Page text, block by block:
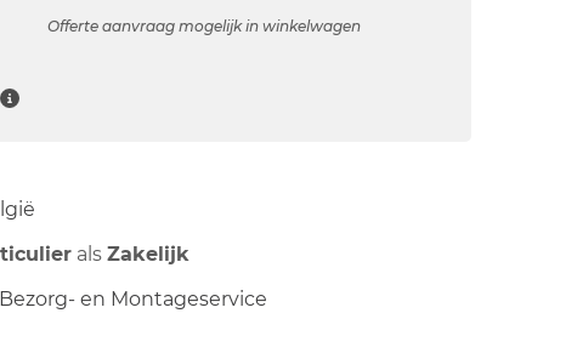
Offerte aanvraag mogelijk in winkelwagen
alsZakelijk
Bezorg- en Montageservice